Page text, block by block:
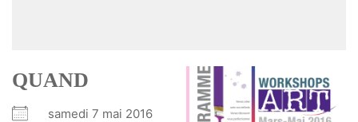
QUAND
samedi 7 mai 2016